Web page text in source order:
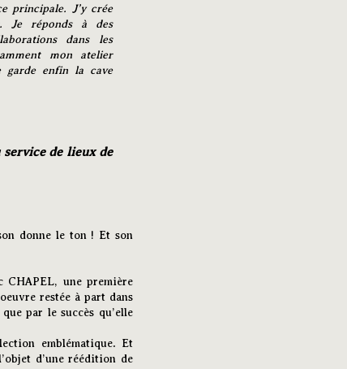
principale. J’y crée
Je réponds à des
dans les
mon atelier
garde enfin la cave
de lieux de
donne le ton ! Et son
CHAPEL, une première
restée à part dans
par le succès qu’elle
emblématique. Et
d’une réédition de